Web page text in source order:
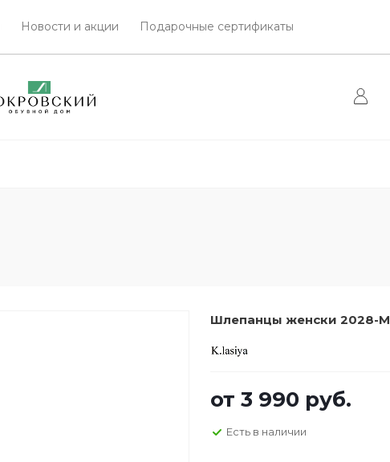
Новости и акции Подарочные сертификаты
Шлепанцы женски 2028-M
от3 990 руб.
Есть в наличии